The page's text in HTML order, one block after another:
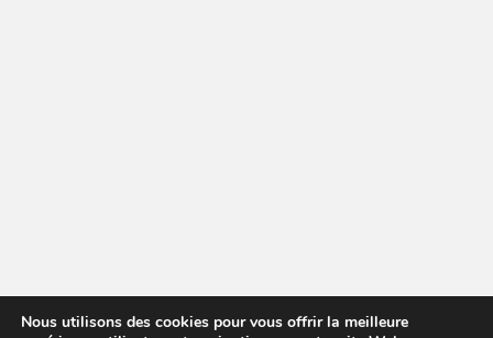
Nous utilisons des cookies pour vous offrir la meilleure